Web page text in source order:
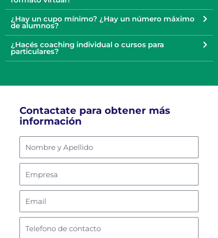
¿Hay un cupo mínimo? ¿Hay un número máximo
de alumnos?
¿Hacés coaching individual o cursos para
particulares?
Contactate para obtener más
información